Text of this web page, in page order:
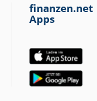
finanzen.net
Apps